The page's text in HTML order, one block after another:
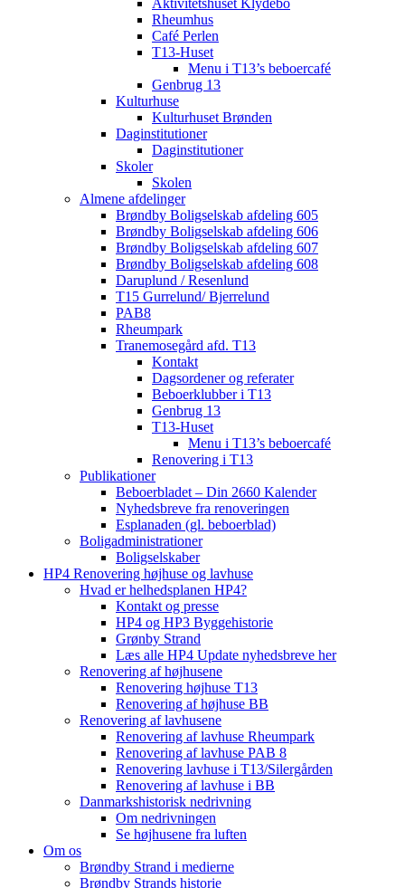
Aktivitetshuset Klydebo
Rheumhus
Café Perlen
T13-Huset
Menu i T13’s beboercafé
Genbrug 13
Kulturhuse
Kulturhuset Brønden
Daginstitutioner
Daginstitutioner
Skoler
Skolen
Almene afdelinger
Brøndby Boligselskab afdeling 605
Brøndby Boligselskab afdeling 606
Brøndby Boligselskab afdeling 607
Brøndby Boligselskab afdeling 608
Daruplund / Resenlund
T15 Gurrelund/ Bjerrelund
PAB8
Rheumpark
Tranemosegård afd. T13
Kontakt
Dagsordener og referater
Beboerklubber i T13
Genbrug 13
T13-Huset
Menu i T13’s beboercafé
Renovering i T13
Publikationer
Beboerbladet – Din 2660 Kalender
Nyhedsbreve fra renoveringen
Esplanaden (gl. beboerblad)
Boligadministrationer
Boligselskaber
HP4 Renovering højhuse og lavhuse
Hvad er helhedsplanen HP4?
Kontakt og presse
HP4 og HP3 Byggehistorie
Grønby Strand
Læs alle HP4 Update nyhedsbreve her
Renovering af højhusene
Renovering højhuse T13
Renovering af højhuse BB
Renovering af lavhusene
Renovering af lavhuse Rheumpark
Renovering af lavhuse PAB 8
Renovering lavhuse i T13/Silergården
Renovering af lavhuse i BB
Danmarkshistorisk nedrivning
Om nedrivningen
Se højhusene fra luften
Om os
Brøndby Strand i medierne
Brøndby Strands historie